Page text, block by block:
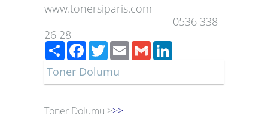
www.tonersiparis.com
0536 338
26 28
PaylaşFacebook
TwitterEmailGmail
Toner Dolumu
Toner Dolumu >>>